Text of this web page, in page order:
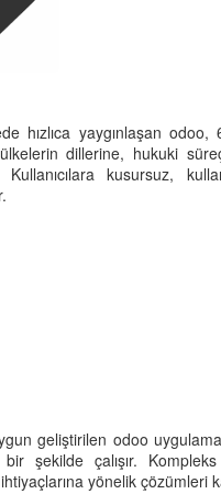
hızlıca yaygınlaşan
dillerine, hukuki
Kullanıcılara kusursuz,
geliştirilen odoo
şekilde çalışır.
yönelik çözümleri